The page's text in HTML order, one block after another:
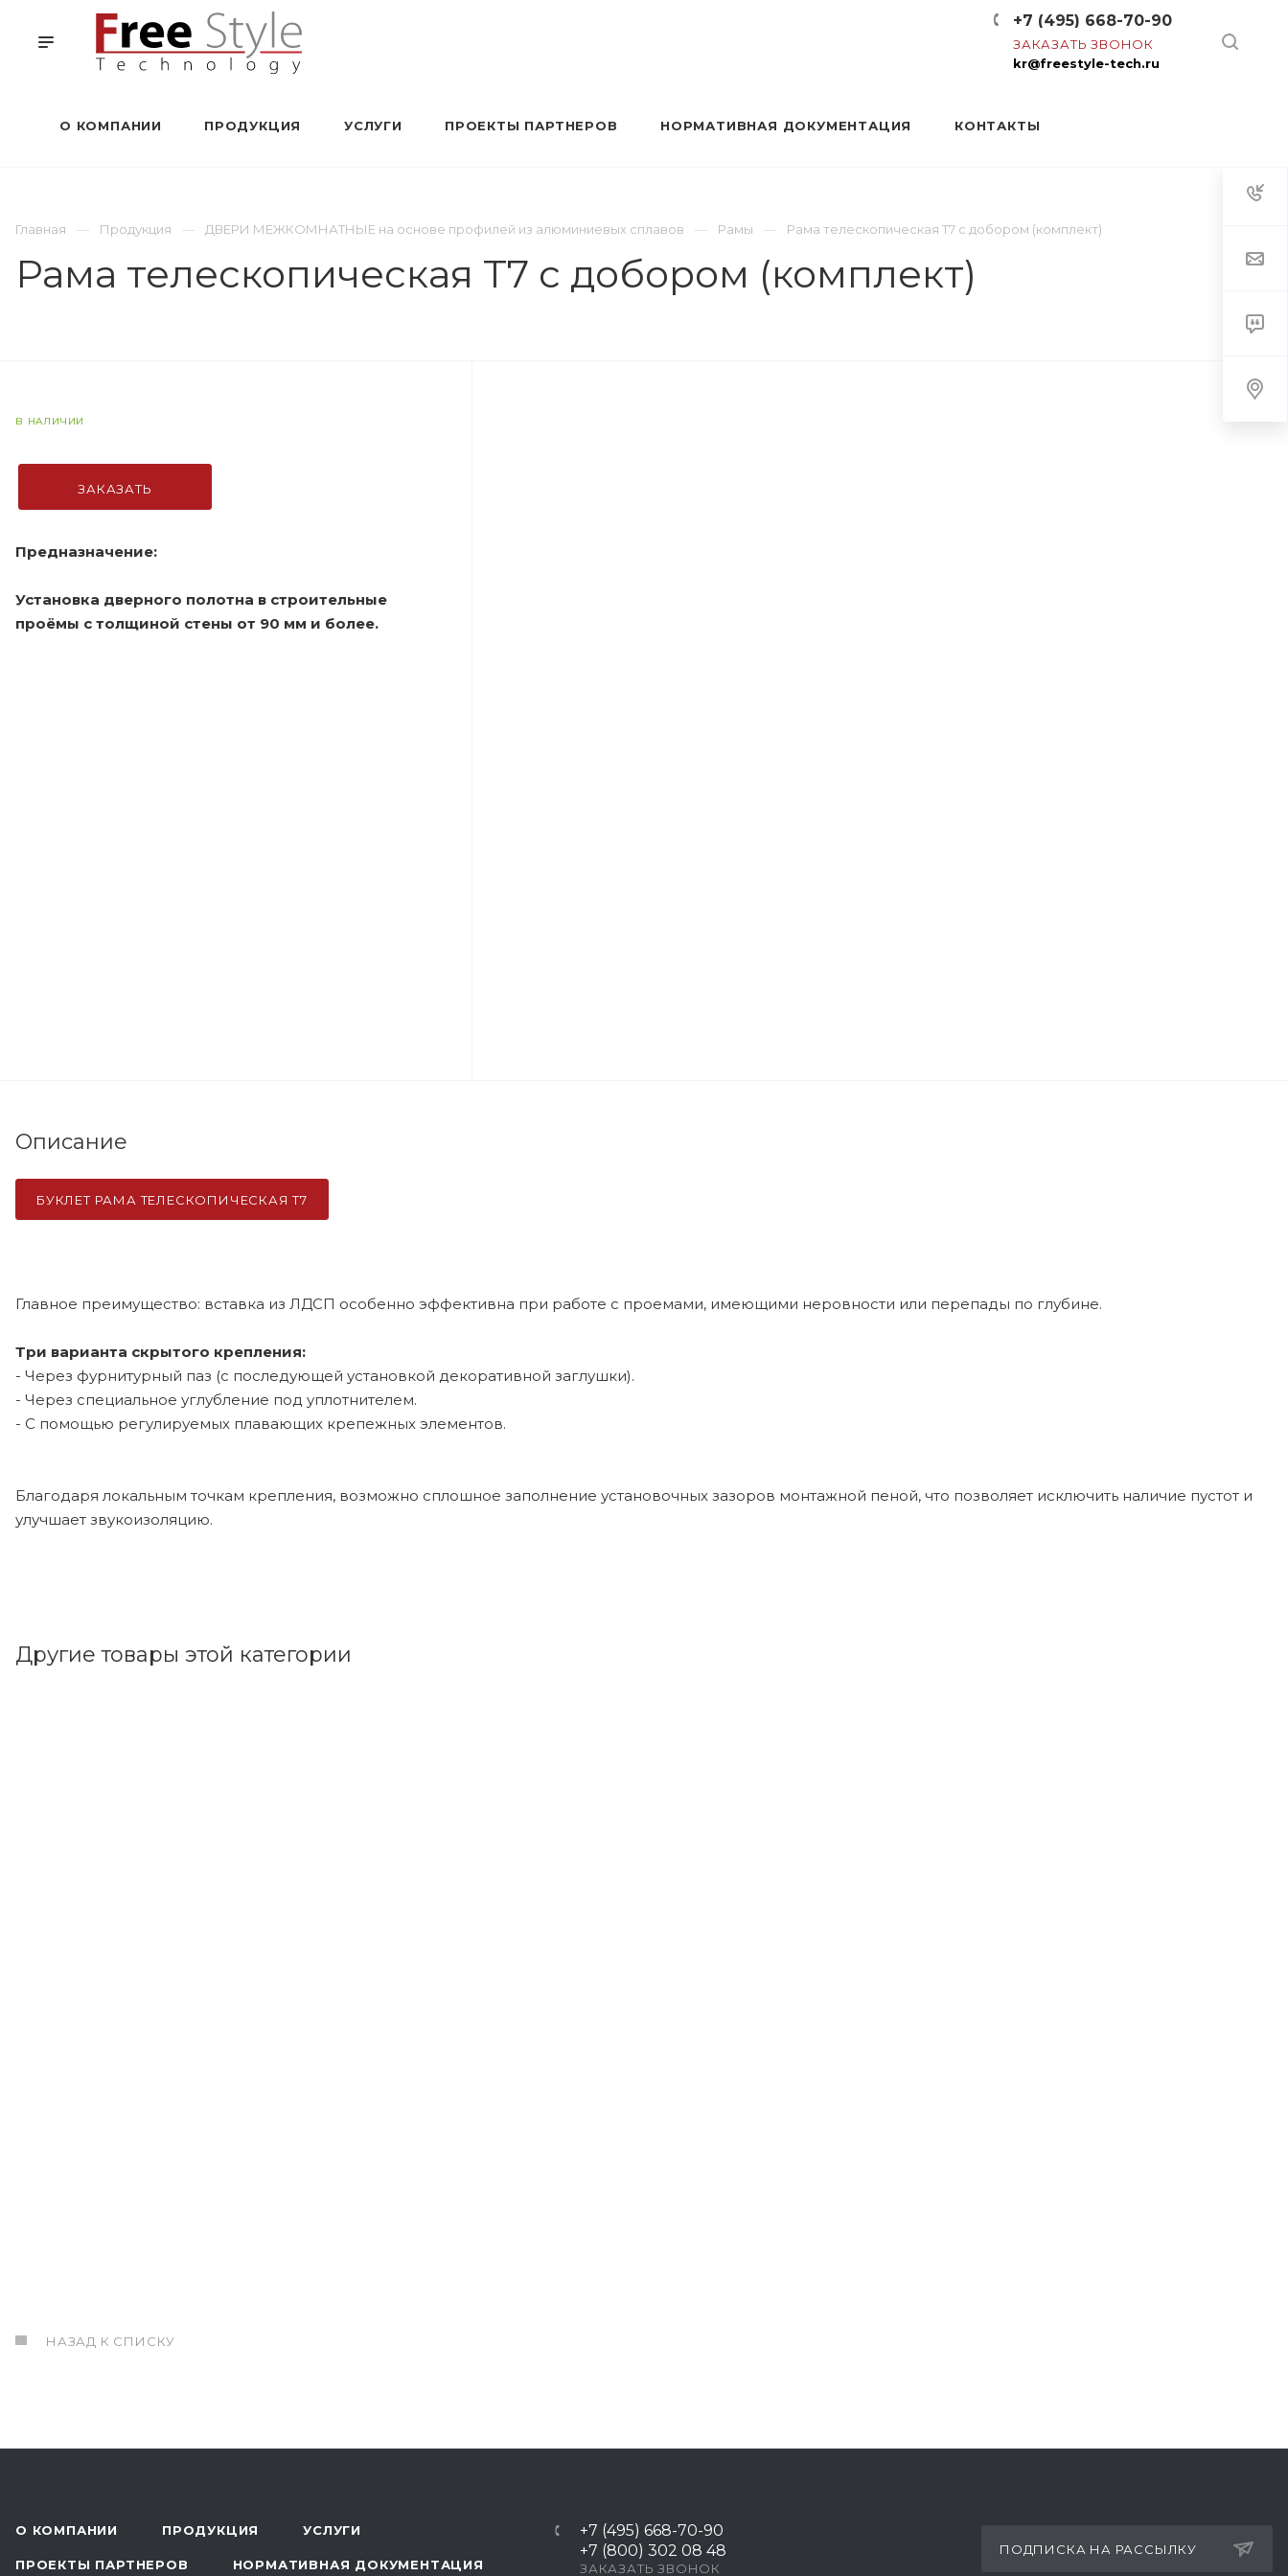
+7 (495) 668-70-90
ЗАКАЗАТЬ ЗВОНОК
kr@freestyle-tech.ru
О КОМПАНИИ ПРОДУКЦИЯ УСЛУГИ ПРОЕКТЫ ПАРТНЕРОВ НОРМАТИВНАЯ ДОКУМЕНТАЦИЯ КОНТАКТЫ
Главная Продукция ДВЕРИ МЕЖКОМНАТНЫЕ на основе профилей из алюминиевых сплавов Рамы Рама телескопическая Т7 с добором (комплект)
Рама телескопическая Т7 с добором (комплект)
В НАЛИЧИИ
ЗАКАЗАТЬ
Предназначение:
Установка дверного полотна в строительные
проёмы с толщиной стены от 90 мм и более.
Описание
БУКЛЕТ РАМА ТЕЛЕСКОПИЧЕСКАЯ Т7
Главное преимущество: вставка из ЛДСП особенно эффективна при работе с проемами, имеющими неровности или перепады по глубине.
Три варианта скрытого крепления:
- Через фурнитурный паз (с последующей установкой декоративной заглушки).
- Через специальное углубление под уплотнителем.
- С помощью регулируемых плавающих крепежных элементов.
Благодаря локальным точкам крепления, возможно сплошное заполнение установочных зазоров монтажной пеной, что позволяет исключить наличие пустот и
улучшает звукоизоляцию.
Другие товары этой категории
НАЗАД К СПИСКУ
О КОМПАНИИ ПРОДУКЦИЯ УСЛУГИ
ПРОЕКТЫ ПАРТНЕРОВ НОРМАТИВНАЯ ДОКУМЕНТАЦИЯ
+7 (495) 668-70-90
+7 (800) 302 08 48
ЗАКАЗАТЬ ЗВОНОК
ПОДПИСКА НА РАССЫЛКУ